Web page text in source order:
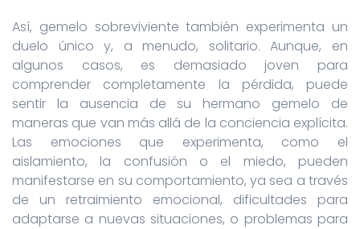
Así, gemelo sobreviviente también experimenta un
duelo único y, a menudo, solitario. Aunque, en
algunos casos, es demasiado joven para
comprender completamente la pérdida, puede
sentir la ausencia de su hermano gemelo de
maneras que van más allá de la conciencia explícita.
Las emociones que experimenta, como el
aislamiento, la confusión o el miedo, pueden
manifestarse en su comportamiento, ya sea a través
de un retraimiento emocional, dificultades para
adaptarse a nuevas situaciones, o problemas para